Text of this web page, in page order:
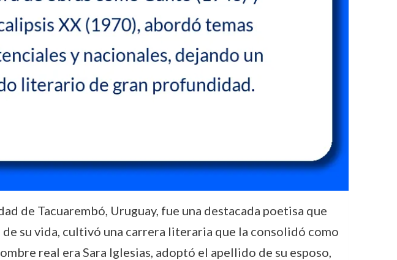
de Tacuarembó, Uruguay, fue una destacada poetisa que
su vida, cultivó una carrera literaria que la consolidó como
real era Sara Iglesias, adoptó el apellido de su esposo,